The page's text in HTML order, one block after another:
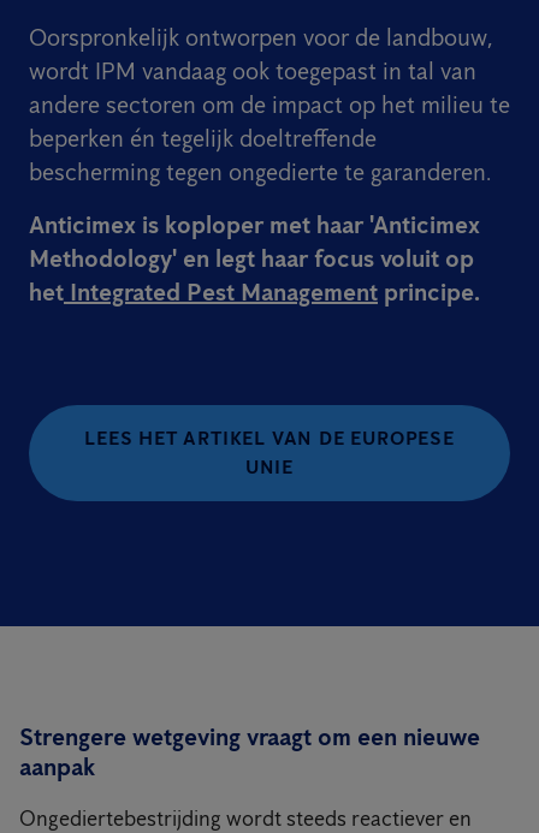
Oorspronkelijk ontworpen voor de landbouw,
wordt IPM vandaag ook toegepast in tal van
andere sectoren om de impact op het milieu te
beperken én tegelijk doeltreffende
bescherming tegen ongedierte te garanderen.
Anticimex is koploper met haar 'Anticimex
Methodology' en legt haar focus voluit op
het Integrated Pest Management principe.
LEES HET ARTIKEL VAN DE EUROPESE
UNIE
Strengere wetgeving vraagt om een nieuwe
aanpak
Ongediertebestrijding wordt steeds reactiever en